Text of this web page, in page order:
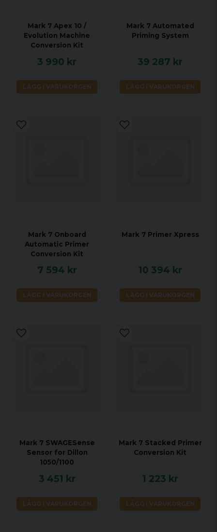
Mark 7 Apex 10 /
Evolution Machine
Conversion Kit
3 990 kr
LÄGG I VARUKORGEN
Mark 7 Automated
Priming System
39 287 kr
LÄGG I VARUKORGEN
Mark 7 Onboard
Automatic Primer
Conversion Kit
7 594 kr
LÄGG I VARUKORGEN
Mark 7 Primer Xpress
10 394 kr
LÄGG I VARUKORGEN
Mark 7 SWAGESense
Sensor for Dillon
1050/1100
3 451 kr
LÄGG I VARUKORGEN
Mark 7 Stacked Primer
Conversion Kit
1 223 kr
LÄGG I VARUKORGEN